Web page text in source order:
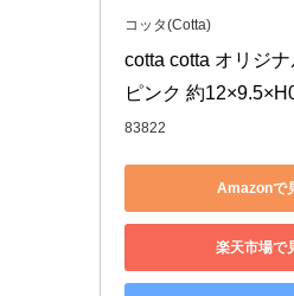
コッタ(Cotta)
cotta cotta オリジ
ピンク 約
83822
Amazonで
楽天市場で